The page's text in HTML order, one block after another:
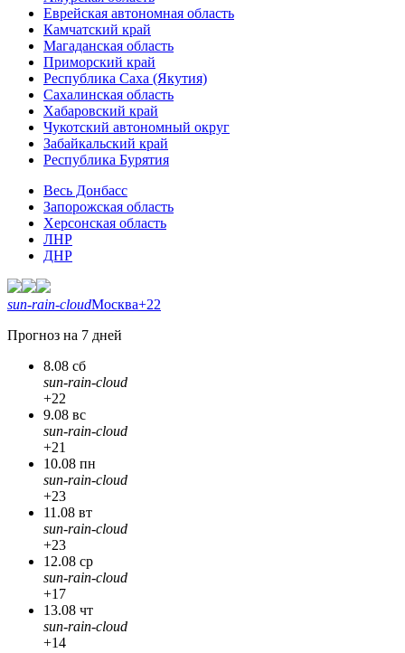
Еврейская автономная область
Камчатский край
Магаданская область
Приморский край
Республика Саха (Якутия)
Сахалинская область
Хабаровский край
Чукотский автономный округ
Забайкальский край
Республика Бурятия
Весь Донбасс
Запорожская область
Херсонская область
ЛНР
ДНР
sun-rain-cloudМосква+22
Прогноз на 7 дней
8.08 сб
sun-rain-cloud
+22
9.08 вс
sun-rain-cloud
+21
10.08 пн
sun-rain-cloud
+23
11.08 вт
sun-rain-cloud
+23
12.08 ср
sun-rain-cloud
+17
13.08 чт
sun-rain-cloud
+14